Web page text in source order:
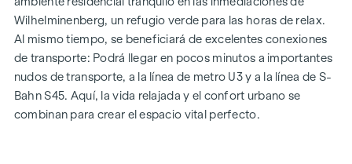
refugio único para todas las generaciones. Aquí es donde la
naturaleza se encuentra con la vida urbana y crea una
calidad de vida excepcional.
Las zonas comunes con bancos y mesas invitan a relajarse y
ofrecen un lugar de encuentro natural para todas las
generaciones. Una acogedora zona de juegos infantiles
Wilhelminenberg, un refugio verde para las horas de relax.
Al mismo tiempo, se beneficiará de excelentes conexiones
de transporte: Podrá llegar en pocos minutos a importantes
nudos de transporte, a la línea de metro U3 y a la línea de S-
Bahn S45. Aquí, la vida relajada y el confort urbano se
combinan para crear el espacio vital perfecto.